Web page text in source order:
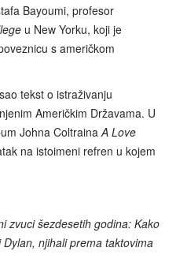
Bayoumi, profesor
u New Yorku, koji je
s američkom
tekst o istraživanju
Američkim Državama. U
Johna Coltraina A Love
na istoimeni refren u kojem
zvuci šezdesetih godina: Kako
njihali prema taktovima